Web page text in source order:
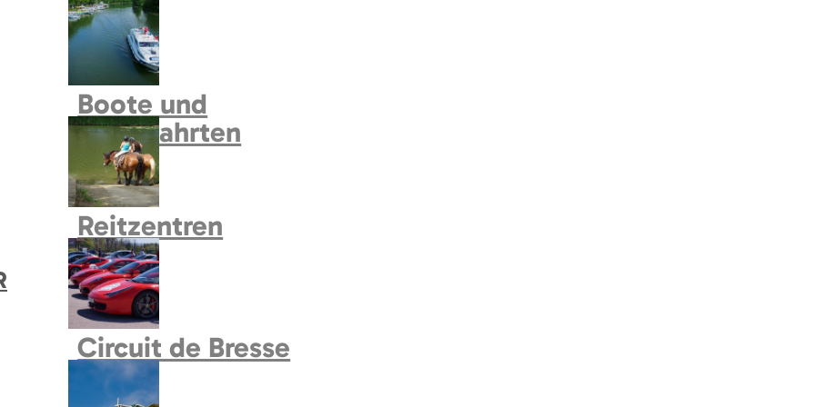
Centre EDEN
Andere Museen und
Ausstellungsorte
Parks und Garten
Märkte
Naturcampingflächen
Sammelunterkunft
Boote und
Kreuzfahrten
Reitzentren
Circuit de Bresse